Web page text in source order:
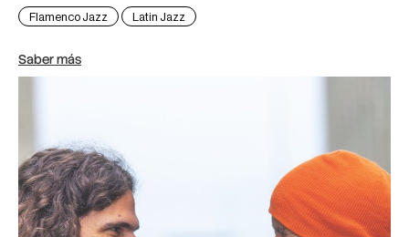
Flamenco Jazz Latin Jazz
Saber más